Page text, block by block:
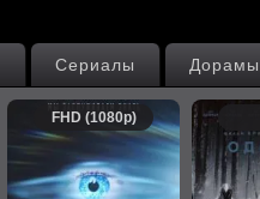
Дорамы
Сериалы
FHD (1080p)